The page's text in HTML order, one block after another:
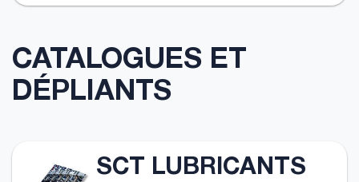
CATALOGUES ET
DÉPLIANTS
SCT LUBRICANTS